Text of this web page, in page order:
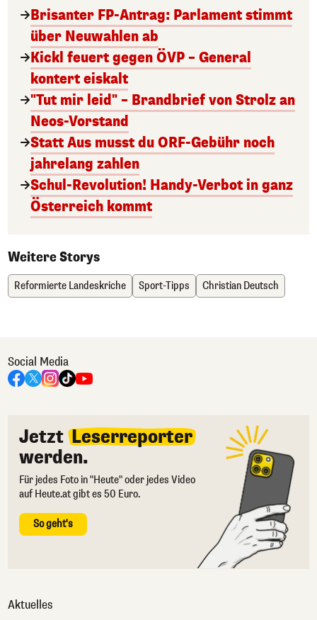
Brisanter FP-Antrag: Parlament stimmt
über Neuwahlen ab
Kickl feuert gegen ÖVP – General
kontert eiskalt
"Tut mir leid" – Brandbrief von Strolz an
Neos-Vorstand
Statt Aus musst du ORF-Gebühr noch
jahrelang zahlen
Schul-Revolution! Handy-Verbot in ganz
Österreich kommt
Weitere Storys
Reformierte Landeskriche Sport-Tipps Christian Deutsch
Social Media
Jetzt Leserreporter
werden.
Für jedes Foto in "Heute" oder jedes Video
auf Heute.at gibt es 50 Euro.
So geht's
Aktuelles